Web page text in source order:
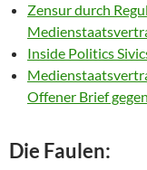
Zensur durch
Inside Politics
Offener Brief
Die Faulen: